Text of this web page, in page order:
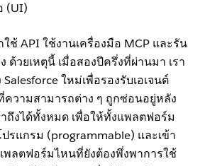
(UI)
ใช้ API ใช้งานเครื่องมือ MCP และรัน
ด้วยเหตุนี้ เมื่อสองปีครึ่งที่ผ่านมา เรา
ใหม่เพื่อรองรับเอเจนต์
ความสามารถต่าง ๆ ถูกซ่อนอยู่หลัง
าถึงได้ทั้งหมด เพื่อให้ทั้งแพลตฟอร์ม
รแกรม (programmable) และเข้า
ลตฟอร์มไหนที่ยังต้องพึ่งพาการใช้